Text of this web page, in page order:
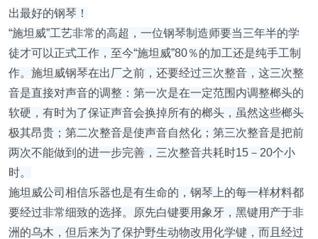
出最好的钢琴！
“施坦威”工艺非常的高超，一位钢琴制造师要当三年半的学
徒才可以正式工作，至今“施坦威”80％的加工还是纯手工制
作。施坦威钢琴在出厂之前，还要经过三次整音，这三次整
音是直接对声音的调整：第一次是在一定范围内调整榔头的
软硬，有时为了保证声音会换掉所有的榔头，虽然这些榔头
极其昂贵；第二次整音是使声音自然化；第三次整音是把前
两次不能做到的进一步完善，三次整音共耗时15－20个小
时。
施坦威公司相信乐器也是有生命的，钢琴上的每一样材料都
要经过非常细致的选择。原先白键要用象牙，黑键用产于非
洲的乌木，但后来为了保护野生动物改用化学键，而且经过